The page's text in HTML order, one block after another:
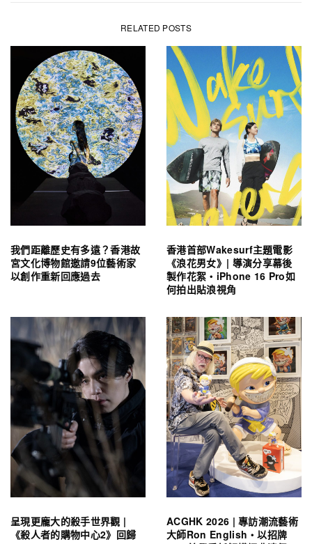
RELATED POSTS
我們距離歷史有多遠？香港故
宮文化博物館邀請9位藝術家
以創作重新回應過去
香港首部Wakesurf主題電影
《浪花男女》| 導演分享幕後
製作花絮・iPhone 16 Pro如
何拍出貼浪視角
呈現更龐大的殺手世界觀 |
《殺人者的購物中心2》回歸
ACGHK 2026 | 專訪潮流藝術
大師Ron English・以招牌